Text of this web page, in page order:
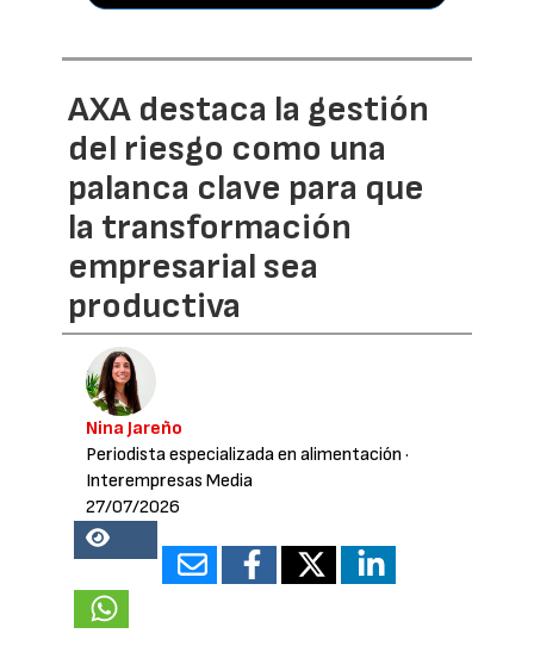
AXA destaca la gestión
del riesgo como una
palanca clave para que
la transformación
empresarial sea
productiva
Nina Jareño
Periodista especializada en alimentación ·
Interempresas Media
27/07/2026
15480